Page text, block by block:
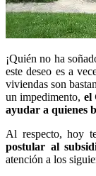
¡Quién no ha
este deseo es a
viviendas son
un impedimento, el
ayudar a quienes
Al respecto, hoy
postular al
atención a los